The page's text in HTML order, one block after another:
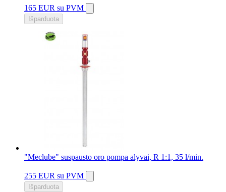
165 EUR su PVM
Išparduota
"Meclube" suspausto oro pompa alyvai, R 1:1, 35 l/min.
255 EUR su PVM
Išparduota